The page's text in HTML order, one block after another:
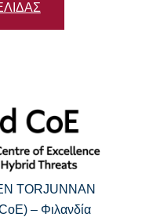
TORJUNNAN
– Φιλανδία